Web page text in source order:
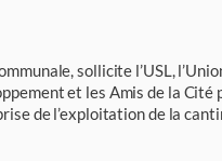
sollicite l’USL,
et les Amis de la Cité
de l’exploitation de la